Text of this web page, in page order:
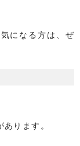
になる方は、ぜ
ります。